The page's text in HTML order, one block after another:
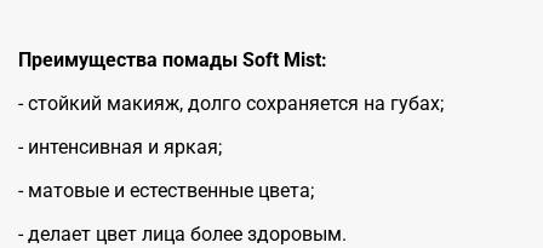
Преимущества помады Soft Mist:
- стойкий макияж, долго сохраняется на губах;
- интенсивная и яркая;
- матовые и естественные цвета;
- делает цвет лица более здоровым.